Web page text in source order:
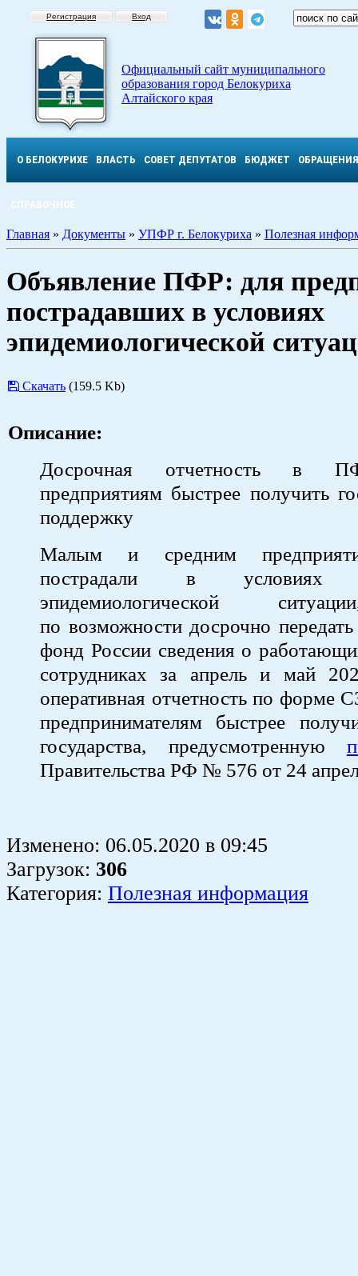
Регистрация Вход
Официальный сайт муниципального
образования город Белокуриха
Алтайского края
О БЕЛОКУРИХЕ ВЛАСТЬ СОВЕТ ДЕПУТАТОВ БЮДЖЕТ ОБРАЩЕНИЯ
СПРАВОЧНОЕ
Главная » Документы » УПФР г. Белокуриха » Полезная
Объявление ПФР: для
пострадавших в условиях
эпидемиологической
Скачать (159.5 Kb)
Описание:
Досрочная отчетность в
предприятиям быстрее получить
поддержку
Малым и средним
пострадали в условиях
эпидемиологической
по возможности досрочно
фонд России сведения о
сотрудниках за апрель и май
оперативная отчетность по форме
предпринимателям быстрее
государства, предусмотренную
Правительства РФ № 576 от 24
Изменено: 06.05.2020 в 09:45
Загрузок: 306
Категория: Полезная информация